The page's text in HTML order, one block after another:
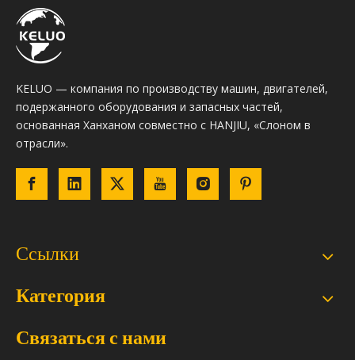
KELUO — компания по производству машин, двигателей,
подержанного оборудования и запасных частей,
основанная Ханханом совместно с HANJIU, «Слоном в
отрасли».
Ссылки
Категория
Связаться с нами